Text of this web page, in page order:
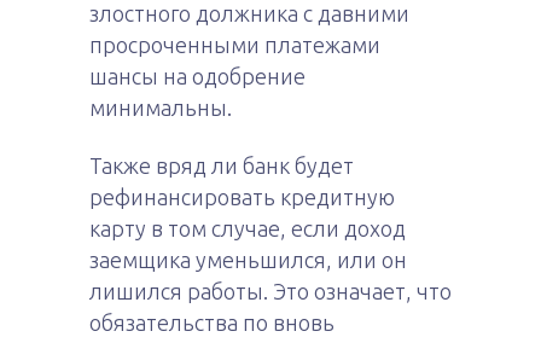
злостного должника с давними
просроченными платежами
шансы на одобрение
минимальны.
Также вряд ли банк будет
рефинансировать кредитную
карту в том случае, если доход
заемщика уменьшился, или он
лишился работы. Это означает, что
обязательства по вновь